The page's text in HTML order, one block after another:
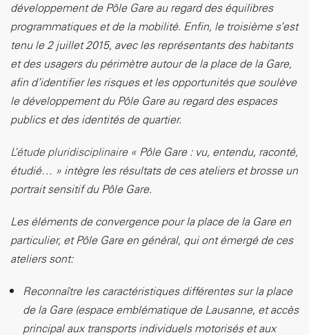
développement de Pôle Gare au regard des équilibres
programmatiques et de la mobilité. Enfin, le troisième s’est
tenu le 2 juillet 2015, avec les représentants des habitants
et des usagers du périmètre autour de la place de la Gare,
afin d’identifier les risques et les opportunités que soulève
le développement du Pôle Gare au regard des espaces
publics et des identités de quartier.
L’étude pluridisciplinaire« Pôle Gare : vu, entendu, raconté,
étudié… » intègre les résultats de ces ateliers et brosse un
portrait sensitif du Pôle Gare.
Les éléments de convergence pour la place de la Gare en
particulier, et Pôle Gare en général, qui ont émergé de ces
ateliers sont:
Reconnaître les caractéristiques différentes sur la place
de la Gare (espace emblématique de Lausanne, et accès
principal aux transports individuels motorisés et aux